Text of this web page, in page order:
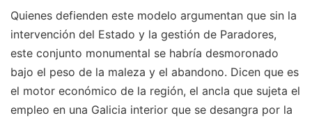
Quienes defienden este modelo argumentan que sin la
intervención del Estado y la gestión de Paradores,
este conjunto monumental se habría desmoronado
bajo el peso de la maleza y el abandono. Dicen que es
el motor económico de la región, el ancla que sujeta el
empleo en una Galicia interior que se desangra por la